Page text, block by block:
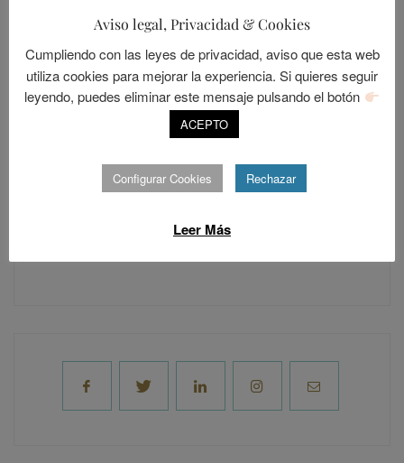
Si no has sucumbido al miedo, sí. Pero
hay ocasiones en que el miedo es
legítimo.
Aviso legal, Privacidad & Cookies
Cumpliendo con las leyes de privacidad, aviso que esta web
utiliza cookies para mejorar la experiencia. Si quieres seguir
leyendo, puedes eliminar este mensaje pulsando el botón
ACEPTO
Configurar Cookies Rechazar
Leer Más